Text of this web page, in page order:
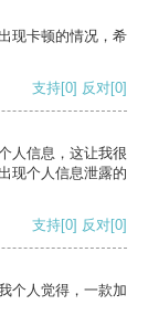
现卡顿的情况，希
支持[0] 反对[0]
人信息，这让我很
现个人信息泄露的
支持[0] 反对[0]
个人觉得，一款加